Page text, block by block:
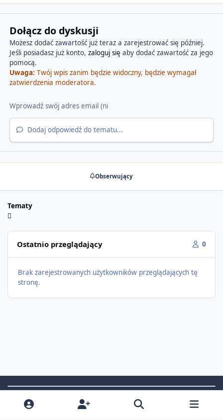
Dołącz do dyskusji
Możesz dodać zawartość już teraz a zarejestrować się później.
Jeśli posiadasz już konto, zaloguj się aby dodać zawartość za jego
pomocą.
Uwaga: Twój wpis zanim będzie widoczny, będzie wymagał
zatwierdzenia moderatora.
Dodaj odpowiedź do tematu...
Obserwujący
Tematy
Ostatnio przeglądający 0
Brak zarejestrowanych użytkowników przeglądających tę
stronę.
Light ModeDark ModeSystem Preference
t